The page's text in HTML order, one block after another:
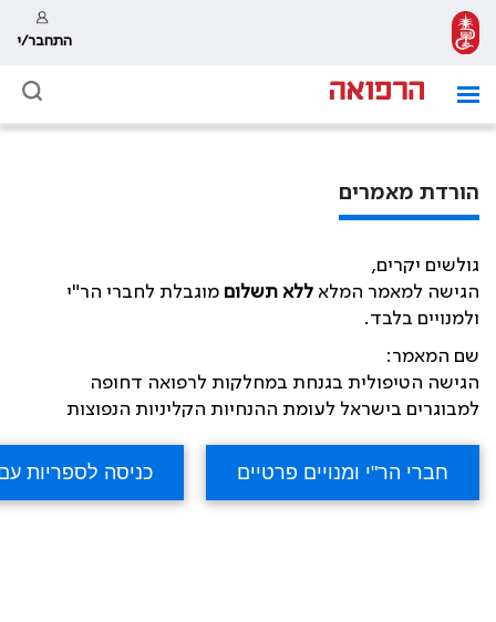
התחבר/י
הורדת מאמרים
גולשים יקרים,
הגישה למאמר המלא ללא תשלום מוגבלת לחברי הר"י
ולמנויים בלבד.
שם המאמר:
הגישה הטיפולית בגנחת במחלקות לרפואה דחופה
למבוגרים בישראל לעומת ההנחיות הקליניות הנפוצות